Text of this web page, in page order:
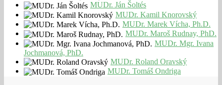
MUDr. Ján Šoltés
MUDr. Kamil Knorovský
MUDr. Marek Vícha, Ph.D.
MUDr. Maroš Rudnay, PhD.
MUDr. Mgr. Ivana
Jochmanová, PhD.
MUDr. Roland Oravský
MUDr. Tomáš Ondriga